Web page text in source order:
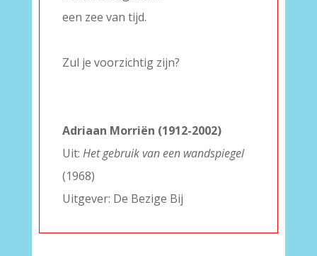
een zee van tijd.
Zul je voorzichtig zijn?
Adriaan Morriën (1912-2002)
Uit: Het gebruik van een wandspiegel
(1968)
Uitgever: De Bezige Bij